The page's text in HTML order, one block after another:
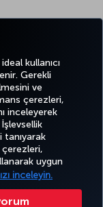
kullanıcı
Gerekli
ve
çerezleri,
inceleyerek
tanıyarak
çerezleri,
uygun
inceleyin.
BlogPinterest
AIRLINES
MILES&SMILES
Yasal Uyarı Yolcu Hakları
49 69 86 799 849
Mastercard Gold Kredi Kartı,